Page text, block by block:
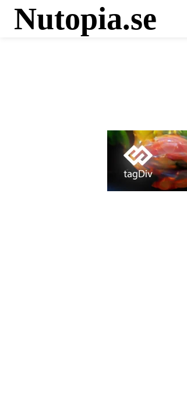
Nutopia.se